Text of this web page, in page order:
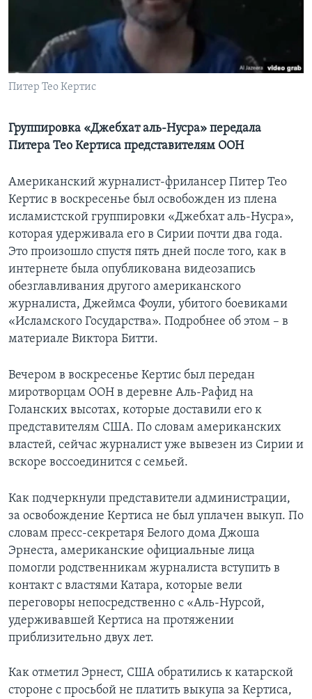
Learning English
СОЦИАЛЬНЫЕ СЕТИ
Языки
Питер Тео Кертис
Группировка «Джебхат аль-Нусра» передала
Питера Тео Кертиса представителям ООН
Американский журналист-фрилансер Питер Тео
Кертис в воскресенье был освобожден из плена
исламистской группировки «Джебхат аль-Нусра»,
которая удерживала его в Сирии почти два года.
Это произошло спустя пять дней после того, как в
интернете была опубликована видеозапись
обезглавливания другого американского
журналиста, Джеймса Фоули, убитого боевиками
«Исламского Государства». Подробнее об этом – в
материале Виктора Битти.
Вечером в воскресенье Кертис был передан
миротворцам ООН в деревне Аль-Рафид на
Голанских высотах, которые доставили его к
представителям США. По словам американских
властей, сейчас журналист уже вывезен из Сирии и
вскоре воссоединится с семьей.
Как подчеркнули представители администрации,
за освобождение Кертиса не был уплачен выкуп. По
словам пресс-секретаря Белого дома Джоша
Эрнеста, американские официальные лица
помогли родственникам журналиста вступить в
контакт с властями Катара, которые вели
переговоры непосредственно с «Аль-Нурсой,
удерживавшей Кертиса на протяжении
приблизительно двух лет.
Как отметил Эрнест, США обратились к катарской
стороне с просьбой не платить выкупа за Кертиса,